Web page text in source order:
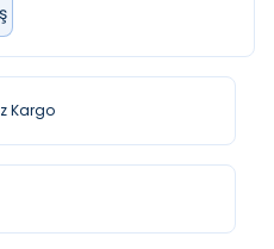
Kargo